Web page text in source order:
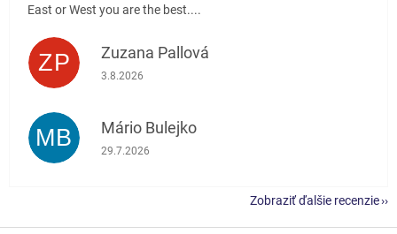
East or West you are the best....
ZP Zuzana Pallová
Hodnotenie obchodu je 5 z 5 hviezdičiek.
3.8.2026
MB Mário Bulejko
Hodnotenie obchodu je 5 z 5 hviezdičiek.
29.7.2026
Zobraziť ďalšie recenzie